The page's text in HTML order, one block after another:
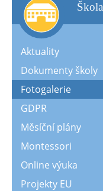
škola
Aktuality
Dokumenty školy
Fotogalerie
GDPR
Měsíční plány
Montessori
Online výuka
Projekty EU